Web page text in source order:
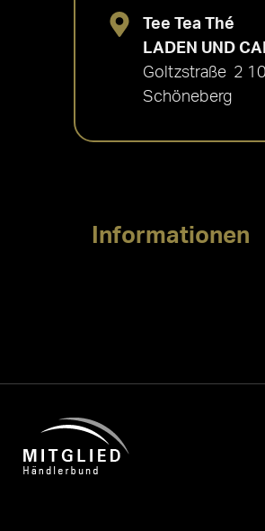
Tee Tea Thé
LADEN UND
Goltzstraße 2
Schöneberg
Informationen